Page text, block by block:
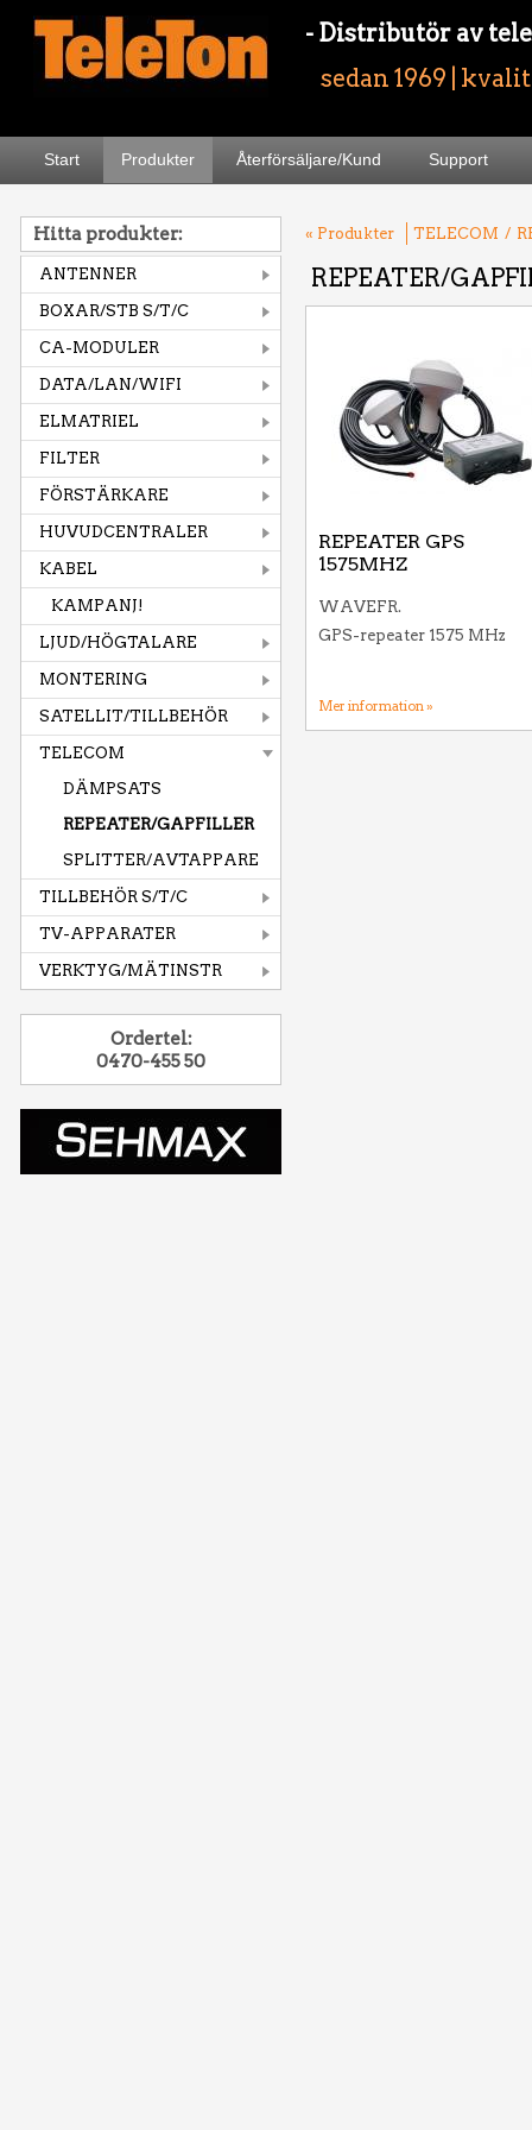
- Distributör av
sedan 1969 |
Start Produkter Återförsäljare/Kund Support
Hitta produkter:
ANTENNER
BOXAR/STB S/T/C
CA-MODULER
DATA/LAN/WIFI
ELMATRIEL
FILTER
FÖRSTÄRKARE
HUVUDCENTRALER
KABEL
KAMPANJ!
LJUD/HÖGTALARE
MONTERING
SATELLIT/TILLBEHÖR
TELECOM
DÄMPSATS
REPEATER/GAPFILLER
SPLITTER/AVTAPPARE
TILLBEHÖR S/T/C
TV-APPARATER
VERKTYG/MÄTINSTR
Ordertel:
0470-455 50
« Produkter TELECOM /
REPEATER/
REPEATER GPS
1575MHZ
WAVEFR.
GPS-repeater 1575 MHz
Mer information »